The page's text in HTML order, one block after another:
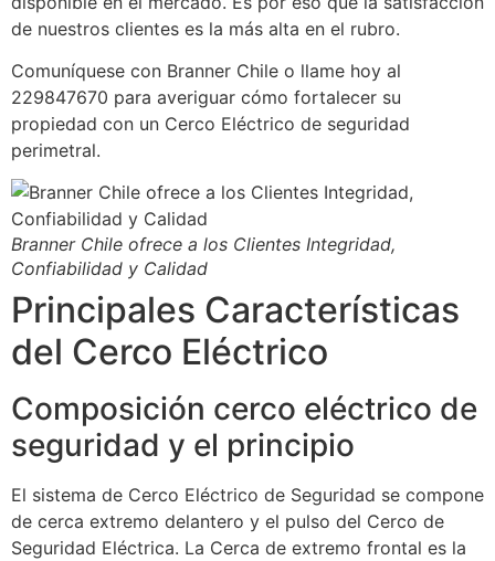
de nuestros clientes es la más alta en el rubro.
Comuníquese con Branner Chile o llame hoy al
229847670 para averiguar cómo fortalecer su
propiedad con un Cerco Eléctrico de seguridad
perimetral.
Branner Chile ofrece a los Clientes Integridad,
Confiabilidad y Calidad
Principales Características
del Cerco Eléctrico
Composición cerco eléctrico de
seguridad y el principio
El sistema de Cerco Eléctrico de Seguridad se compone
de cerca extremo delantero y el pulso del Cerco de
Seguridad Eléctrica. La Cerca de extremo frontal es la